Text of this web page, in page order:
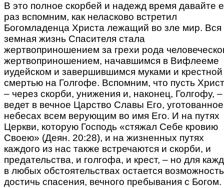
В это полное скорбей и надежд время давайте
раз вспомним, как неласково встретил
Богомладенца Христа лежащий во зле мир. Вся
земная жизнь Спасителя стала
жертвоприношением за грехи рода
жертвоприношением, начавшимся в Вифлееме
иудейском и завершившимся муками и крестной
смертью на Голгофе. Вспомним, что пусть
– через скорби, унижения и, наконец, Голгофу, –
ведет в вечное Царство Славы Его,
небесах всем верующим во имя Его. И на путях
Церкви, которую Господь «стяжал Себе кровию
Своею» (Деян. 20:28), и на жизненных путях
каждого из нас также встречаются и скорби, и
предательства, и голгофа, и крест, – но для
в любых обстоятельствах остается возможность
достичь спасения, вечного пребывания с Богом.